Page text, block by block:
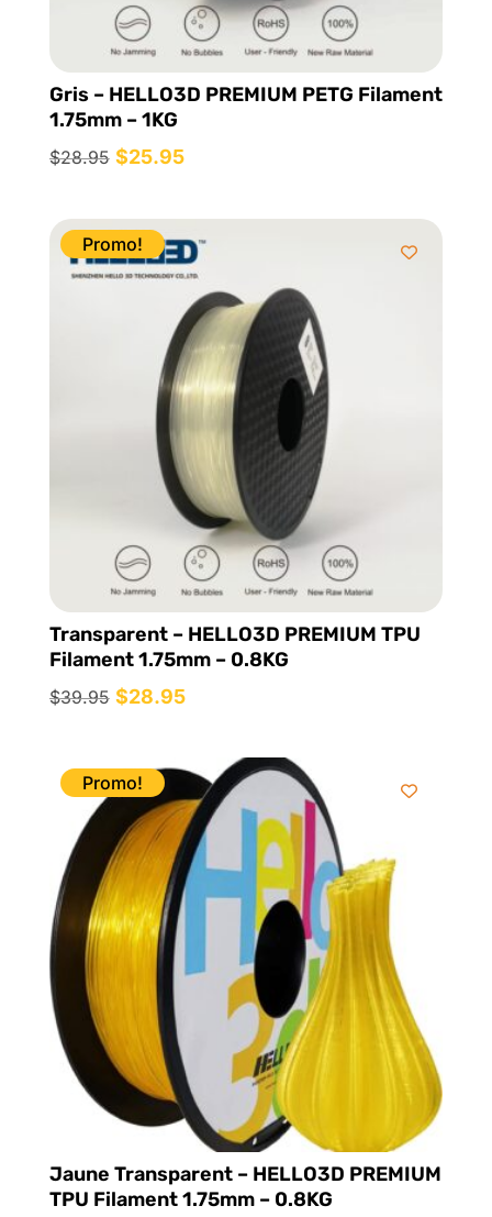
Gris – HELLO3D PREMIUM PETG Filament
1.75mm – 1KG
$28.95 Le
initial
était :
$28.95.
$25.95Le
actuel
est :
$25.95.
Promo!
Transparent – HELLO3D PREMIUM TPU
Filament 1.75mm – 0.8KG
$39.95 Le
était :
$39.95.
$28.95Le
est :
$28.95.
Promo!
Jaune Transparent – HELLO3D PREMIUM
TPU Filament 1.75mm – 0.8KG